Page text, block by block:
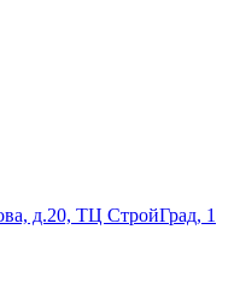
д.20, ТЦ СтройГрад, 1